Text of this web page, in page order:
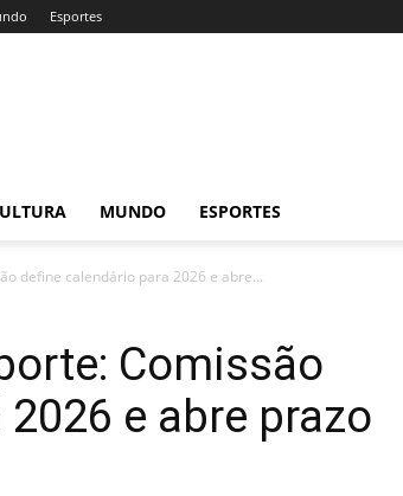
Esportes
MUNDO ESPORTES
define calendário para 2026 e abre...
Comissão
e abre prazo